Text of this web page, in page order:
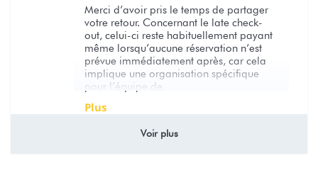
Merci d’avoir pris le temps de partager
votre retour. Concernant le late check-
out, celui-ci reste habituellement payant
même lorsqu’aucune réservation n’est
prévue immédiatement après, car cela
implique une organisation spécifique
pour l’équipe de
plus
Voir plus